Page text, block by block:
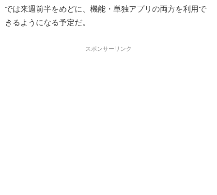
では来週前半をめどに、機能・単独アプリの両方を利用で
きるようになる予定だ。
スポンサーリンク